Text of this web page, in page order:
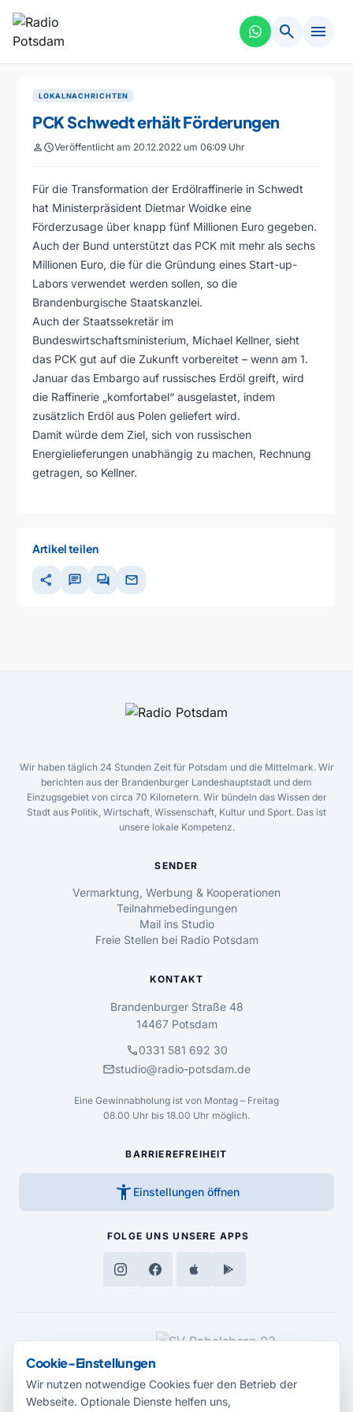
search menu
LOKALNACHRICHTEN
PCK Schwedt erhält Förderungen
personscheduleVeröffentlicht am 20.12.2022 um 06:09 Uhr
Für die Transformation der Erdölraffinerie in Schwedt
hat Ministerpräsident Dietmar Woidke eine
Förderzusage über knapp fünf Millionen Euro gegeben.
Auch der Bund unterstützt das PCK mit mehr als sechs
Millionen Euro, die für die Gründung eines Start-up-
Labors verwendet werden sollen, so die
Brandenburgische Staatskanzlei.
Auch der Staatssekretär im
Bundeswirtschaftsministerium, Michael Kellner, sieht
das PCK gut auf die Zukunft vorbereitet – wenn am 1.
Januar das Embargo auf russisches Erdöl greift, wird
die Raffinerie „komfortabel“ ausgelastet, indem
zusätzlich Erdöl aus Polen geliefert wird.
Damit würde dem Ziel, sich von russischen
Energielieferungen unabhängig zu machen, Rechnung
getragen, so Kellner.
Artikel teilen
share chat forum mail
Wir haben täglich 24 Stunden Zeit für Potsdam und die Mittelmark. Wir
berichten aus der Brandenburger Landeshauptstadt und dem
Einzugsgebiet von circa 70 Kilometern. Wir bündeln das Wissen der
Stadt aus Politik, Wirtschaft, Wissenschaft, Kultur und Sport. Das ist
unsere lokale Kompetenz.
SENDER
Vermarktung, Werbung & Kooperationen
Teilnahmebedingungen
Mail ins Studio
Freie Stellen bei Radio Potsdam
KONTAKT
Brandenburger Straße 48
14467 Potsdam
call0331 581 692 30
mailstudio@radio-potsdam.de
Eine Gewinnabholung ist von Montag – Freitag
08.00 Uhr bis 18.00 Uhr möglich.
BARRIEREFREIHEIT
accessibility_new Einstellungen öffnen
FOLGE UNS UNSERE APPS
MEDIENPARTNER
Cookie-Einstellungen
Wir nutzen notwendige Cookies fuer den Betrieb der
Webseite. Optionale Dienste helfen uns,